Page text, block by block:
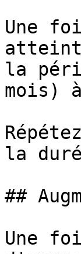
Une
atteint
la
mois)
la
##
Une